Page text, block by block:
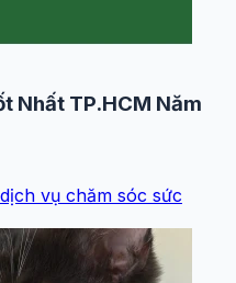
Nhất TP.HCM Năm
vụ chăm sóc sức